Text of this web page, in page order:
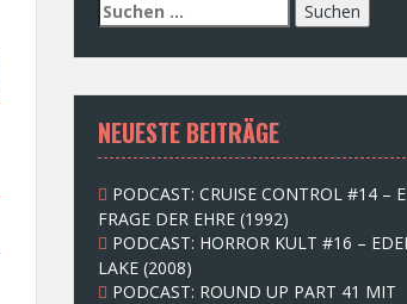
S
u
c
e
n
n
c
h
:
NEUESTE BEITRÄGE
PODCAST: CRUISE CONTROL #14 –
FRAGE DER EHRE (1992)
PODCAST: HORROR KULT #16 –
LAKE (2008)
PODCAST: ROUND UP PART 41 MIT